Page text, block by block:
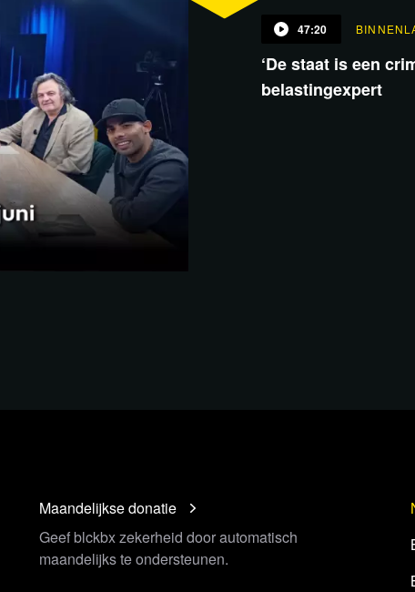
47:20
‘De staat is een
belastingexpert
Maandelijkse donatie
Geef blckbx zekerheid door automatisch
maandelijks te ondersteunen.